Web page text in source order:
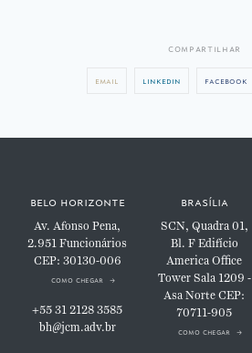
compartilhar
email linkedin facebook
belo horizonte
Av. Afonso Pena,
2.951Funcionários
CEP: 30130-006
como chegar
+55 31 2128 3585
bh@jcm.adv.br
brasília
SCN, Quadra 01,
Bl. FEdifício
America Office
TowerSala 1209 -
Asa NorteCEP:
70711-905
como chegar